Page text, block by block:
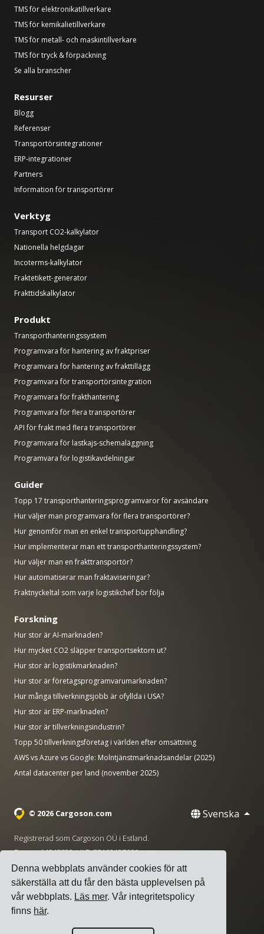
Denna webbplats använder cookies för att
säkerställa att du får den bästa upplevelsen på
vår webbplats. Läs mer. Vår integritetspolicy
finns här.
TMS för elektronikatillverkare
TMS för kemikalietillverkare
TMS för metall- och maskintillverkare
TMS för tryck & förpackning
Se alla branscher
Resurser
Blogg
Referenser
Transportörsintegrationer
ERP-integrationer
Partners
Information för transportörer
Verktyg
Transport CO2-kalkylator
Nationella helgdagar
Incoterms-kalkylator
Fraktetikett-generator
Frakttidskalkylator
Produkt
Transporthanteringssystem
Programvara för hantering av fraktpriser
Programvara för hantering av frakttillägg
Programvara för transportörsintegration
Programvara för frakthantering
Programvara för flera transportörer
API för frakt med flera transportörer
Programvara för lastkajs-schemaläggning
Programvara för logistikavdelningar
Guider
Topp 17 transporthanteringsprogramvaror för avsändare
Hur väljer man programvara för flera transportörer?
Hur genomför man en enkel transportupphandling?
Hur implementerar man ett transporthanteringssystem?
Hur väljer man en frakttransportör?
Hur automatiserar man fraktaviseringar?
Fraktnyckeltal som varje logistikchef bör följa
Forskning
Hur stor är AI-marknaden?
Hur mycket CO2 släpper transportsektorn ut?
Hur stor är logistikmarknaden?
Hur stor är företagsprogramvarumarknaden?
Hur många tillverkningsjobb är ofyllda i USA?
Hur stor är ERP-marknaden?
Hur stor är tillverkningsindustrin?
Topp 50 tillverkningsföretag i världen efter omsättning
AWS vs Azure vs Google: Molntjänstmarknadsandelar (2025)
Antal datacenter per land (november 2025)
© 2026 Cargoson.com Svenska
Registrerad som Cargoson OÜ i Estland.
Reg nr: 14545832. VAT: EE102137680.
Huvudkontor: Pärnu mnt. 141, 11314 Tallinn, Estland
+372 5555 0028 · hello@cargoson.com
Användarvillkor